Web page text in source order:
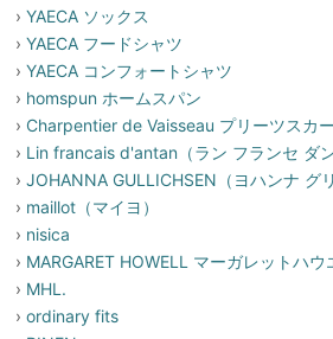
›YAECA ソックス
›YAECA フードシャツ
›YAECA コンフォートシャツ
› homspun ホームスパン
› Charpentier de Vaisseau プリーツスカ
› Lin francais d'antan（ラン フランセ ダン
›JOHANNA GULLICHSEN（ヨハンナ グ
› maillot（マイヨ）
› nisica
› MARGARET HOWELL マーガレットハウ
› MHL.
›ordinary fits